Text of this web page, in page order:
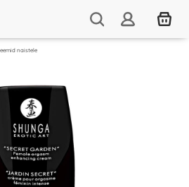
naistele